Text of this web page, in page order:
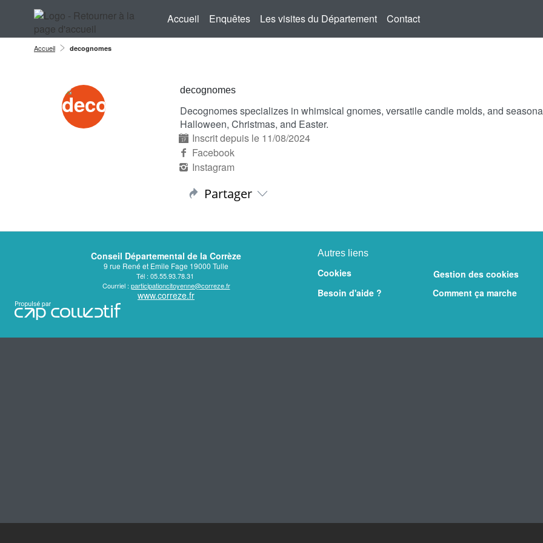
Aller au menu Aller au contenu
Accueil Enquêtes Les visites du Département Contact
Accueil decognomes
decognomes
Decognomes specializes in whimsical gnomes, versatile candle molds, and
Halloween, Christmas, and Easter.
Inscrit depuis le 11/08/2024
Facebook
Instagram
Partager
Conseil Départemental de la Corrèze
9 rue René et Emile Fage 19000 Tulle
Tél : 05.55.93.78.31
Courriel : participationcitoyenne@correze.fr
www.correze.fr
Autres liens
Cookies Gestion des cookies
Besoin d'aide ?
Comment ça marche